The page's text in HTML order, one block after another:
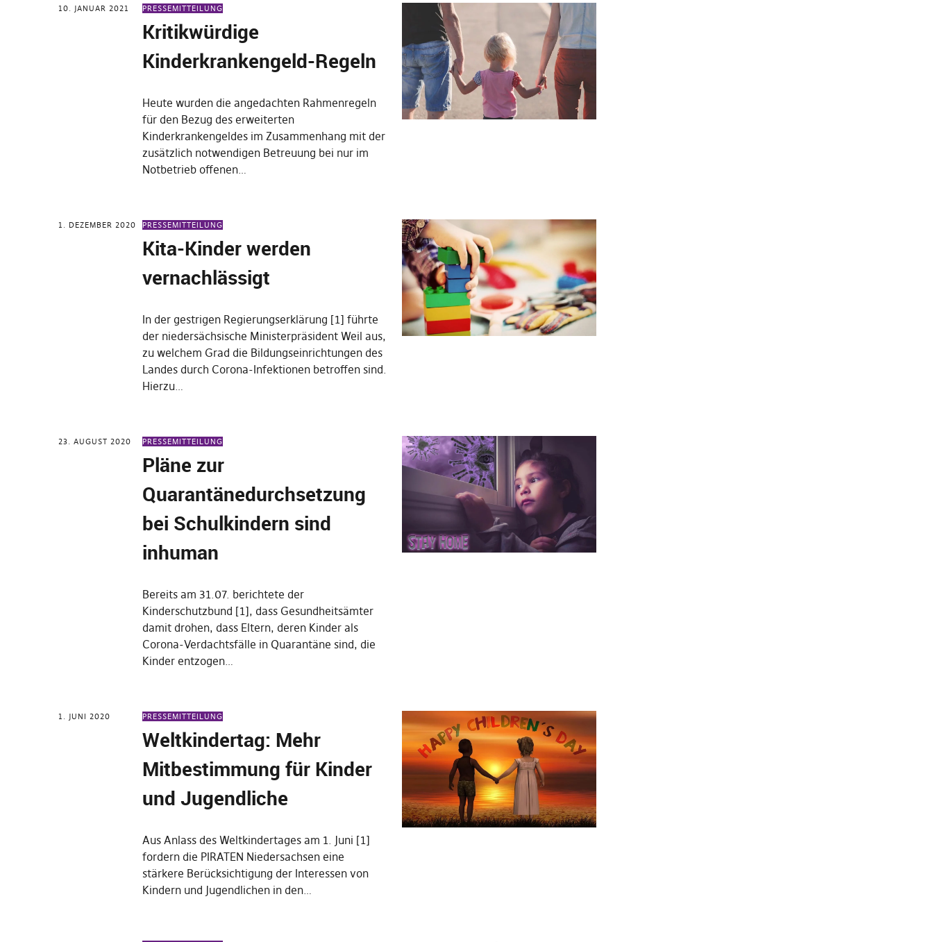
10. JANUAR 2021 PRESSEMITTEILUNG
Kritikwürdige
Kinderkrankengeld-Regeln
Heute wurden die angedachten Rahmenregeln
für den Bezug des erweiterten
Kinderkrankengeldes im Zusammenhang mit der
zusätzlich notwendigen Betreuung bei nur im
Notbetrieb offenen…
1. DEZEMBER 2020 PRESSEMITTEILUNG
Kita-Kinder werden
vernachlässigt
In der gestrigen Regierungserklärung [1] führte
der niedersächsische Ministerpräsident Weil aus,
zu welchem Grad die Bildungseinrichtungen des
Landes durch Corona-Infektionen betroffen sind.
Hierzu…
23. AUGUST 2020 PRESSEMITTEILUNG
Pläne zur
Quarantänedurchsetzung
bei Schulkindern sind
inhuman
Bereits am 31.07. berichtete der
Kinderschutzbund [1], dass Gesundheitsämter
damit drohen, dass Eltern, deren Kinder als
Corona-Verdachtsfälle in Quarantäne sind, die
Kinder entzogen…
1. JUNI 2020 PRESSEMITTEILUNG
Weltkindertag: Mehr
Mitbestimmung für Kinder
und Jugendliche
Aus Anlass des Weltkindertages am 1. Juni [1]
fordern die PIRATEN Niedersachsen eine
stärkere Berücksichtigung der Interessen von
Kindern und Jugendlichen in den…